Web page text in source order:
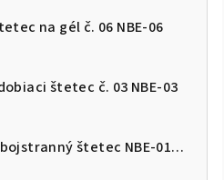
na gél č. 06 NBE-06
štetec č. 03 NBE-03
Staleks Obojstranný štetec NBE-01/03